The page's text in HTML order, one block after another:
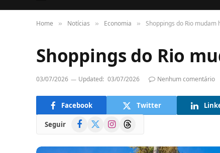
Home » Notícias » Economia » Shoppings do Rio
Shoppings do Rio
03/07/2026 Updated: 03/07/2026 Nenhum comentário
Facebook Twitter
Seguir Facebook
(Twitter)
InstagramThreads